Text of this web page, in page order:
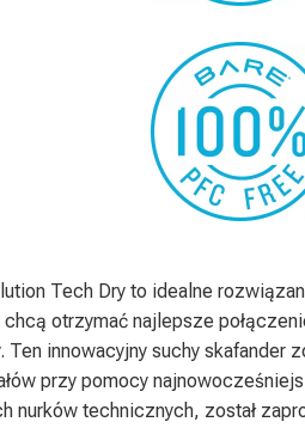
Tech Dry to idealne
chcą otrzymać najlepsze
innowacyjny suchy skafander
przy pomocy
nurków technicznych, został